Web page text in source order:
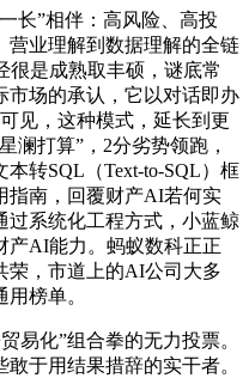
”相伴：高风险、高投
营业理解到数据理解的全链
很是成熟取丰硕，谜底常
市场的承认，它以对话即办
见，这种模式，延长到更
澜打算”，2分劣势领跑，
转SQL（Text-to-SQL）框
指南，回覆财产AI若何实
过系统化工程方式，小蓝鲸
产AI能力。蚂蚁数科正正
荣，市道上的AI公司大多
榜单。
化”组合拳的无力投票。
于用结果措辞的实干者。